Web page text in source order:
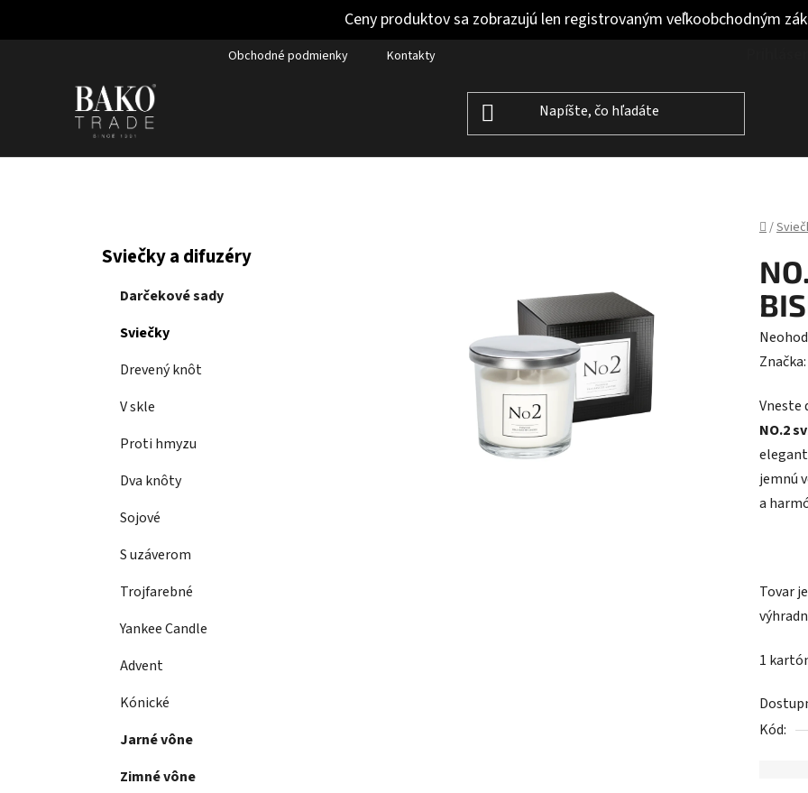
Ceny produktov sa zobrazujú len registrovaným veľkoobchodným
Obchodné podmienky Kontakty
Domov
/
Preskočiť
kategórie
Sviečky a difuzéry
Darčekové sady
Sviečky
Drevený knôt
V skle
Proti hmyzu
Dva knôty
Sojové
S uzáverom
Trojfarebné
Yankee Candle
Advent
Kónické
Jarné vône
Zimné vône
je
0,0
z
5
Značka:
Vneste
NO.2
jemnú
a
Tovar
1
Kód: